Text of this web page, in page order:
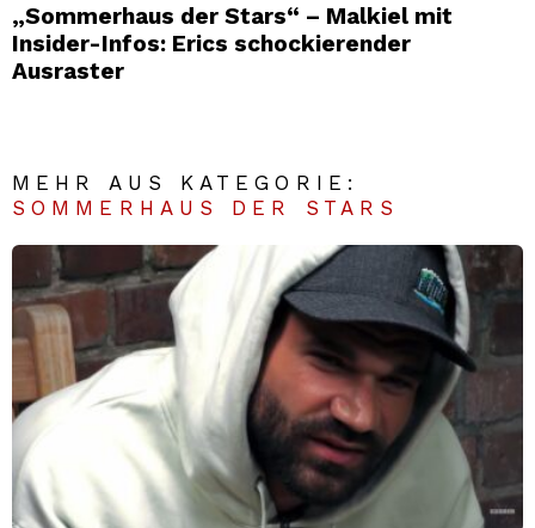
„Sommerhaus der Stars“ – Malkiel mit
Insider-Infos: Erics schockierender
Ausraster
MEHR AUS KATEGORIE:
SOMMERHAUS DER STARS